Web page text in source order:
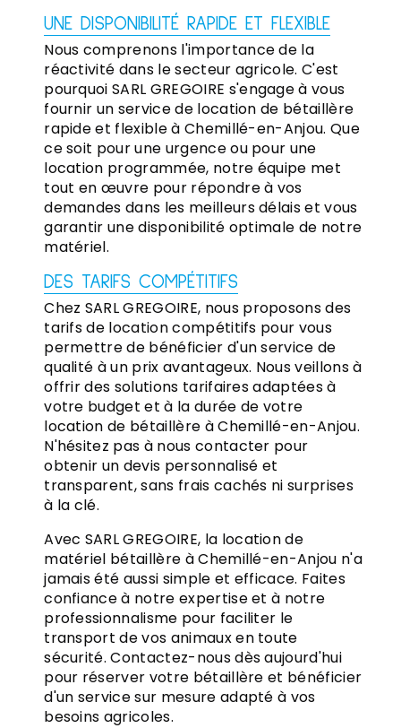
UNE DISPONIBILITÉ RAPIDE ET FLEXIBLE
Nous comprenons l'importance de la
réactivité dans le secteur agricole. C'est
pourquoi SARL GREGOIRE s'engage à vous
fournir un service de location de bétaillère
rapide et flexible à Chemillé-en-Anjou. Que
ce soit pour une urgence ou pour une
location programmée, notre équipe met
tout en œuvre pour répondre à vos
demandes dans les meilleurs délais et vous
garantir une disponibilité optimale de notre
matériel.
DES TARIFS COMPÉTITIFS
Chez SARL GREGOIRE, nous proposons des
tarifs de location compétitifs pour vous
permettre de bénéficier d'un service de
qualité à un prix avantageux. Nous veillons à
offrir des solutions tarifaires adaptées à
votre budget et à la durée de votre
location de bétaillère à Chemillé-en-Anjou.
N'hésitez pas à nous contacter pour
obtenir un devis personnalisé et
transparent, sans frais cachés ni surprises
à la clé.
Avec SARL GREGOIRE, la location de
matériel bétaillère à Chemillé-en-Anjou n'a
jamais été aussi simple et efficace. Faites
confiance à notre expertise et à notre
professionnalisme pour faciliter le
transport de vos animaux en toute
sécurité. Contactez-nous dès aujourd'hui
pour réserver votre bétaillère et bénéficier
d'un service sur mesure adapté à vos
besoins agricoles.